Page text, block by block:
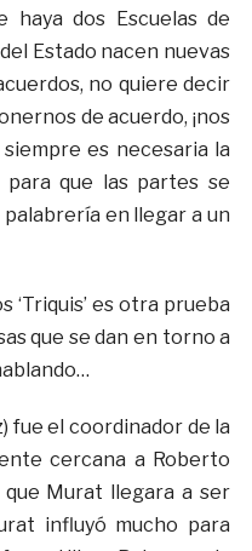
haya dos Escuelas de
Estado nacen nuevas
no quiere decir
de acuerdo, ¡nos
es necesaria la
que las partes se
en llegar a un
‘Triquis’ es otra prueba
que se dan en torno a
fue el coordinador de la
cercana a Roberto
que Murat llegara a ser
influyó mucho para